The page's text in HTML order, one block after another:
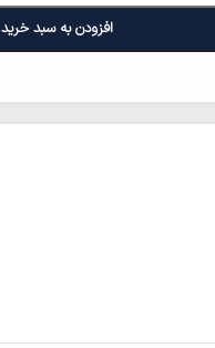
افزودن به سبد خرید